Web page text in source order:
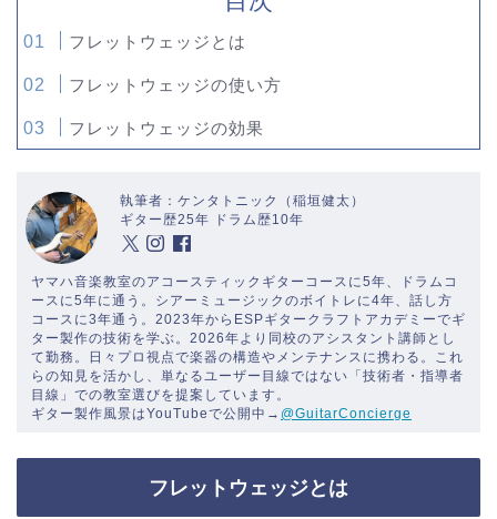
フレットウェッジとは
フレットウェッジの使い方
フレットウェッジの効果
執筆者：ケンタトニック（稲垣健太）
ギター歴25年 ドラム歴10年
ヤマハ音楽教室のアコースティックギターコースに5年、ドラムコ
ースに5年に通う。シアーミュージックのボイトレに4年、話し方
コースに3年通う。2023年からESPギタークラフトアカデミーでギ
ター製作の技術を学ぶ。2026年より同校のアシスタント講師とし
て勤務。日々プロ視点で楽器の構造やメンテナンスに携わる。これ
らの知見を活かし、単なるユーザー目線ではない「技術者・指導者
目線」での教室選びを提案しています。
ギター製作風景はYouTubeで公開中→ @GuitarConcierge
フレットウェッジとは